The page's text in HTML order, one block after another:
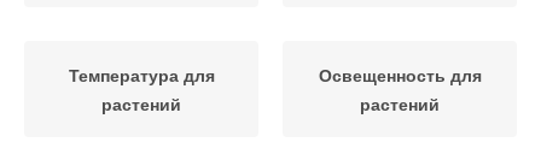
Температура для
растений
Освещенность для
растений